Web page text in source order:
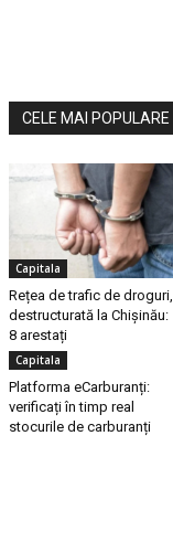
CELE MAI POPULARE
Capitala
Rețea de trafic de droguri,
destructurată la Chișinău:
8 arestați
Capitala
Platforma eCarburanți:
verificați în timp real
stocurile de carburanți